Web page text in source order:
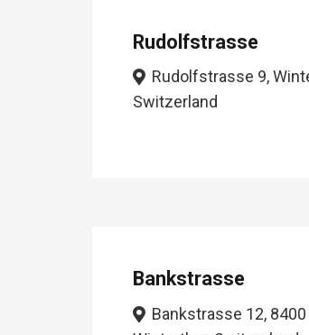
Rudolfstrasse
Rudolfstrasse 9,
Switzerland
Bankstrasse
Bankstrasse 12, 8400